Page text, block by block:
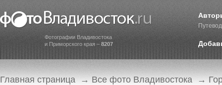
Фотографии Владивостока
и Приморского края – 8207
Главная страница → Все фото Владивостока →